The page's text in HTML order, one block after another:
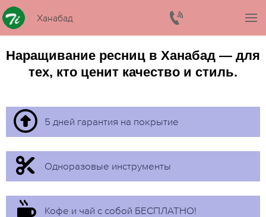
Ханабад
Наращивание ресниц в Ханабад — для
тех, кто ценит качество и стиль.
5 дней гарантия на покрытие
Одноразовые инструменты
Кофе и чай с собой БЕСПЛАТНО!